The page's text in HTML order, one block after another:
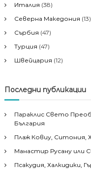
Италия (38)
Северна Македония (13)
Сърбия (47)
Турция (47)
Швейцария (12)
Последни публикации
Параклис Свето
България
Плаж Ковиу, Ситония,
Манастир Русану или
Псакудия, Халкидики,